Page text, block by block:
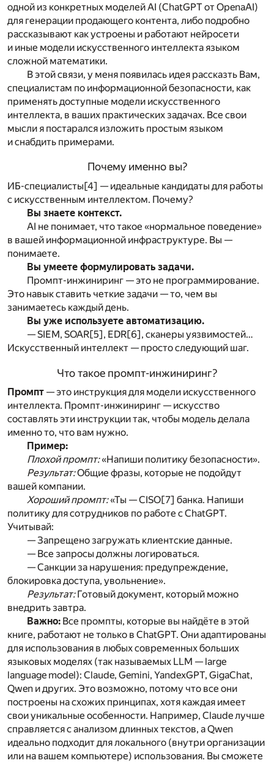
одной из конкретных моделей AI (ChatGPT от OpenaAI)
для генерации продающего контента, либо подробно
рассказывают как устроены и работают нейросети
и иные модели искусственного интеллекта языком
сложной математики.
В этой связи, у меня появилась идея рассказть Вам,
специалистам по информационной безопасности, как
применять доступные модели искусственного
интеллекта, в ваших практических задачах. Все свои
мысли я постарался изложить простым языком
и снабдить примерами.
Почему именно вы?
ИБ-специалисты[4] — идеальные кандидаты для работы
с искусственным интеллектом. Почему?
Вы знаете контекст.
AI не понимает, что такое «нормальное поведение»
в вашей информационной инфраструктуре. Вы —
понимаете.
Вы умеете формулировать задачи.
Промпт-инжиниринг — это не программирование.
Это навык ставить четкие задачи — то, чем вы
занимаетесь каждый день.
Вы уже используете автоматизацию.
— SIEM, SOAR[5], EDR[6], сканеры уязвимостей…
Искусственный интеллект — просто следующий шаг.
Что такое промпт-инжиниринг?
Промпт — это инструкция для модели искусственного
интеллекта. Промпт-инжиниринг — искусство
составлять эти инструкции так, чтобы модель делала
именно то, что вам нужно.
Пример:
Плохой промпт:«Напиши политику безопасности».
Результат:Общие фразы, которые не подойдут
вашей компании.
Хороший промпт:«Ты — CISO[7] банка. Напиши
политику для сотрудников по работе с ChatGPT.
Учитывай:
— Запрещено загружать клиентские данные.
— Все запросы должны логироваться.
— Санкции за нарушения: предупреждение,
блокировка доступа, увольнение».
Результат:Готовый документ, который можно
внедрить завтра.
Важно: Все промпты, которые вы найдёте в этой
книге, работают не только в ChatGPT. Они адаптированы
для использования в любых современных больших
языковых моделях (так называемых LLM — large
language model): Claude, Gemini, YandexGPT, GigaChat,
Qwen и других. Это возможно, потому что все они
построены на схожих принципах, хотя каждая имеет
свои уникальные особенности. Например, Claude лучше
справляется с анализом длинных текстов, а Qwen
идеально подходит для локального (внутри организации
или на вашем компьютере) использования. Вы сможете